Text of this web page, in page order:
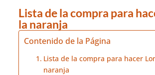
Listade la compra para
la naranja
Contenido de la Página
Lista de la compra para hacer
naranja